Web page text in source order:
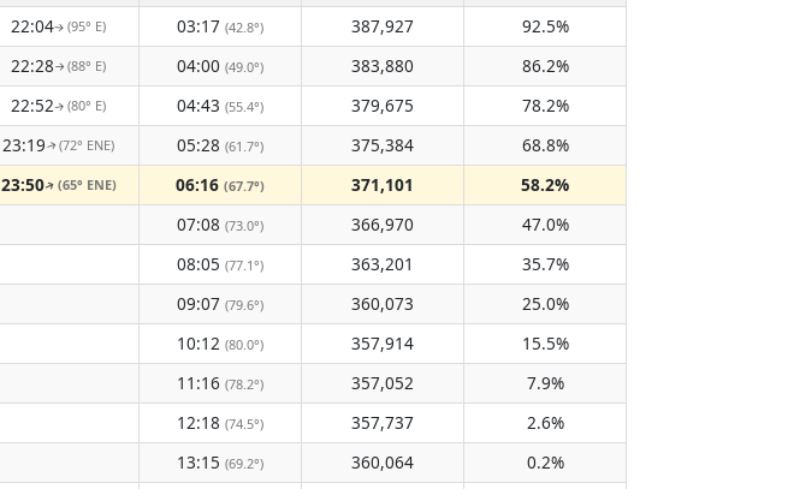
22:04↑(95° E) 03:17 (42.8°) 387,927
92.5%
22:28↑(88° E) 04:00 (49.0°) 383,880
86.2%
22:52↑(80° E) 04:43 (55.4°) 379,675
78.2%
23:19↑(72° ENE) 05:28 (61.7°) 375,384
68.8%
23:50↑(65° ENE) 06:16 (67.7°) 371,101
58.2%
07:08 (73.0°) 366,970
47.0%
08:05 (77.1°) 363,201
35.7%
09:07 (79.6°) 360,073
25.0%
10:12 (80.0°) 357,914
15.5%
11:16 (78.2°) 357,052
7.9%
12:18 (74.5°) 357,737
2.6%
13:15 (69.2°) 360,064
0.2%